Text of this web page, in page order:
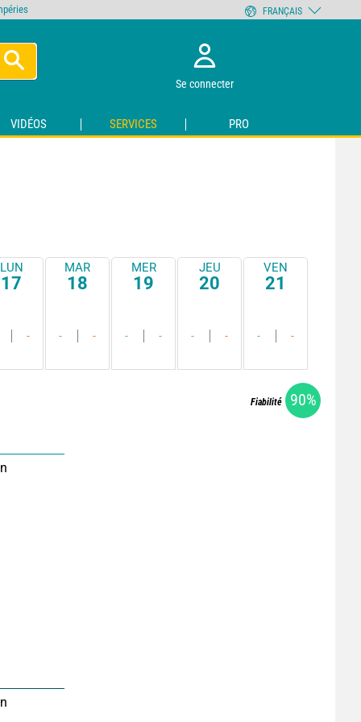
Se connecter
VIDÉOS SERVICES PRO
LUN
17
-
MAR
18
- -
MER
19
- -
JEU
20
- -
VEN
21
- -
Fiabilité 90%
FRANÇAIS